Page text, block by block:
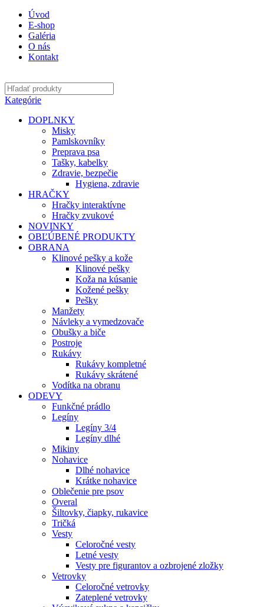
Úvod
E-shop
Galéria
O nás
Kontakt
Kategórie
DOPLNKY
Misky
Pamlskovníky
Preprava psa
Tašky, kabelky
Zdravie, bezpečie
Hygiena, zdravie
HRAČKY
Hračky interaktívne
Hračky zvukové
NOVINKY
OBĽÚBENÉ PRODUKTY
OBRANA
Klinové pešky a kože
Klinové pešky
Koža na kúsanie
Kožené pešky
Pešky
Manžety
Návleky a vymedzovače
Obušky a biče
Postroje
Rukávy
Rukávy kompletné
Rukávy skrátené
Vodítka na obranu
ODEVY
Funkčné prádlo
Legíny
Legíny 3/4
Legíny dlhé
Mikiny
Nohavice
Dlhé nohavice
Krátke nohavice
Oblečenie pre psov
Overal
Šiltovky, čiapky, rukavice
Tričká
Vesty
Celoročné vesty
Letné vesty
Vesty pre figurantov a ozbrojené zložky
Vetrovky
Celoročné vetrovky
Zateplené vetrovky